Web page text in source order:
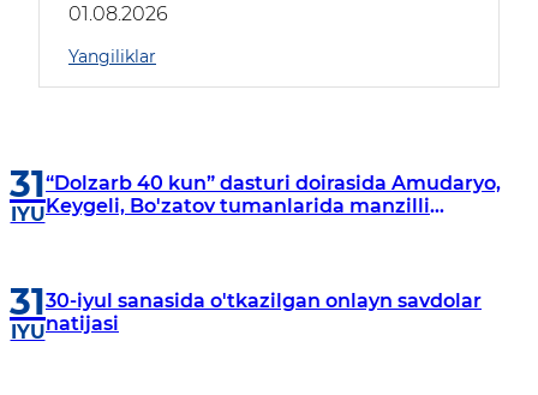
borildi
01.08.2026
Yangiliklar
31
IYU
“Dolzarb 40 kun” dasturi doirasida Amudaryo,
Keygeli, Bo'zatov tumanlarida manzilli
31
IYU
30-iyul sanasida o'tkazilgan onlayn savdolar
natijasi